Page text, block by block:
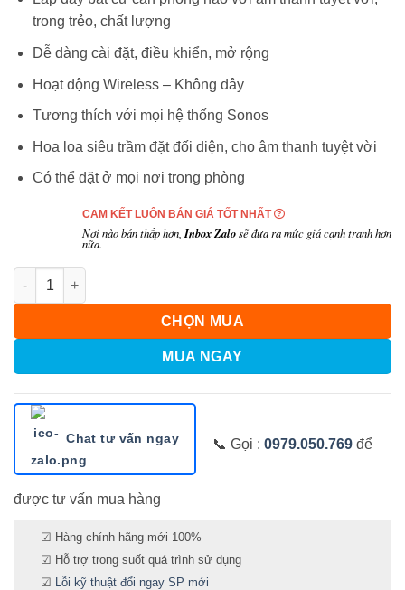
trong trẻo, chất lượng
Dễ dàng cài đặt, điều khiển, mở rộng
Hoạt động Wireless – Không dây
Tương thích với mọi hệ thống Sonos
Hoa loa siêu trầm đặt đối diện, cho âm thanh tuyệt vời
Có thể đặt ở mọi nơi trong phòng
CAM KẾT LUÔN BÁN GIÁ TỐT NHẤT
Nơi nào bán thấp hơn, Inbox Zalosẽ đưa ra mức giá cạnh tranh hơn
nữa.
Số lượng
CHỌN MUA
MUA NGAY
Chat tư vấn ngay 📞 Gọi : 0979.050.769để
được tư vấn mua hàng
☑ Hàng chính hãng mới 100%
☑ Hỗ trợ trong suốt quá trình sử dụng
☑
Lỗi kỹ thuật đổi ngay SP mới